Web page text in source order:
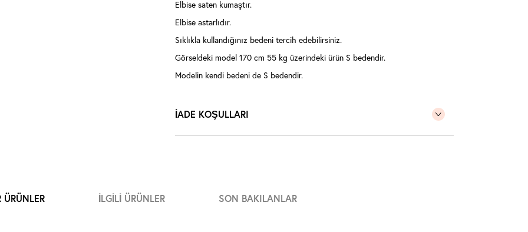
Elbise saten kumaştır.
Elbise astarlıdır.
Sıklıkla kullandığınız bedeni tercih edebilirsiniz.
Görseldeki model 170 cm 55 kg üzerindeki ürün S bedendir.
Modelin kendi bedeni de S bedendir.
İADE KOŞULLARI
ÜRÜNLER İLGILI ÜRÜNLER SON BAKILANLAR